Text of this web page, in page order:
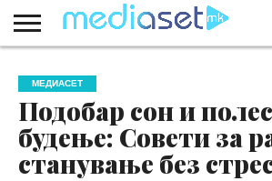
НАС
КОНТАКТ
МАРКЕТИНГ
ПОЧЕТНА
МЕДИАСЕТ
Подобар сон и
будење: Совети за
станување без